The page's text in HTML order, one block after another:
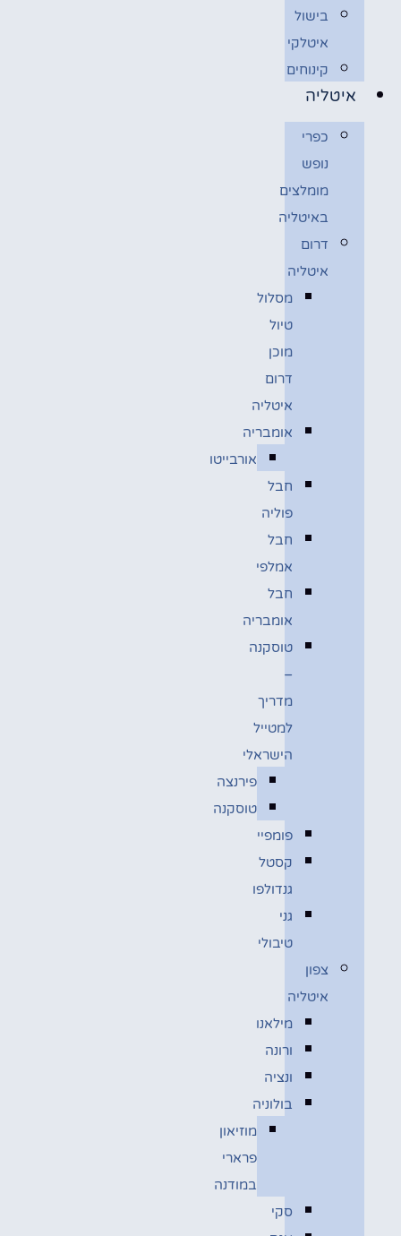
בישול
איטלקי
קינוחים
איטליה
כפרי
נופש
מומלצים
באיטליה
דרום
איטליה
מסלול
טיול
מוכן
דרום
איטליה
אומבריה
אורבייטו
חבל
פוליה
חבל
אמלפי
חבל
אומבריה
טוסקנה
–
מדריך
למטייל
הישראלי
פירנצה
טוסקנה
פומפיי
קסטל
גנדולפו
גני
טיבולי
צפון
איטליה
מילאנו
ורונה
ונציה
בולוניה
מוזיאון
פרארי
במודנה
סקי